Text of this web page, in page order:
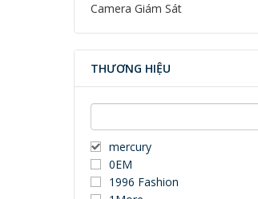
Camera Giám Sát
THƯƠNG HIỆU
mercury
0EM
1996 Fashion